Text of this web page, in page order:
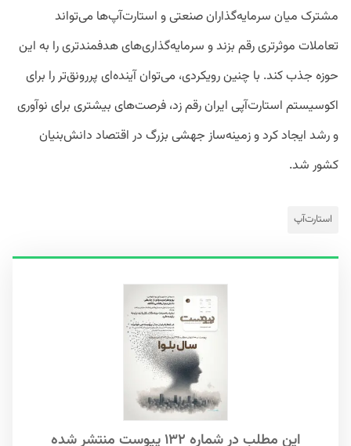
مشترک میان سرمایه‌گذاران صنعتی و استارت‌آپ‌ها می‌تواند
تعاملات موثرتری رقم بزند و سرمایه‌گذاری‌های هدفمندتری را به این
حوزه جذب کند. با چنین رویکردی، می‌توان آینده‌ای پررونق‌تر را برای
اکوسیستم استارت‌آپی ایران رقم زد، فرصت‌های بیشتری برای نوآوری
و رشد ایجاد کرد و زمینه‌ساز جهشی بزرگ در اقتصاد دانش‌بنیان
کشور شد.
استارت‌آپ
این مطلب در شماره ۱۳۲ پیوست منتشر شده